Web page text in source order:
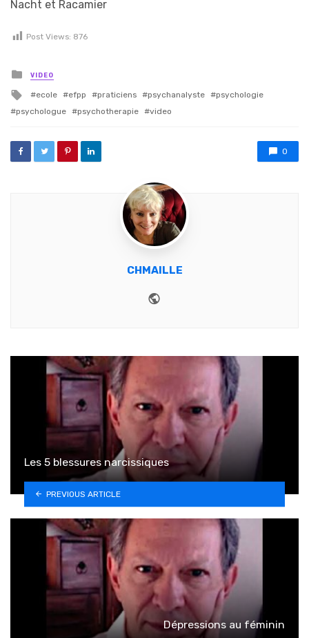
Nacht et Racamier
Post Views: 876
Posted in
VIDEO
Tagged with
ecole efpp praticiens psychanalyste
psychologie
psychologue
psychotherapie video
0
CHMAILLE
Les 5 blessures narcissiques
PREVIOUS ARTICLE
Dépressions au féminin